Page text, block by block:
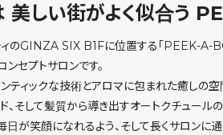
美しい街がよく似合う
ィのGINZA SIX B1Fに位置する「PEEK-
セプトサロンです。
ティックな技術とアロマに包まれた癒しの空
、そして髪質から導き出すオートクチュー
日が笑顔になれるよう、そして長くサロンに